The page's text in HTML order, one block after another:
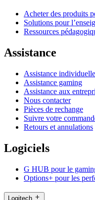
Acheter des produits
Solutions pour
Ressources
Assistance
Assistance individuelle
Assistance gaming
Assistance aux
Nous contacter
Pièces de rechange
Suivre votre
Retours et annulations
Logiciels
G HUB pour le
Options+ pour les
Logitech